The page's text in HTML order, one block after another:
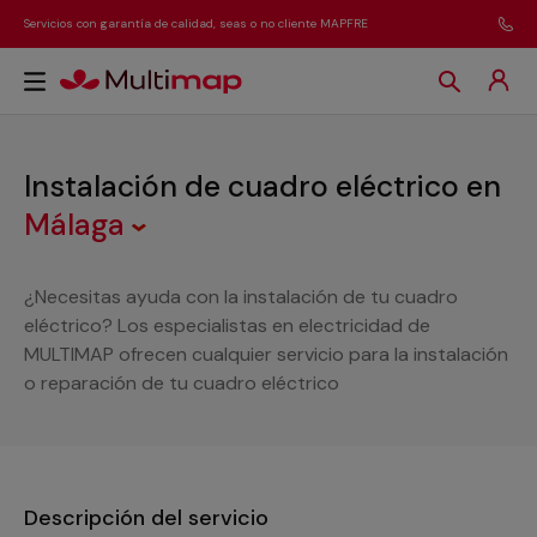
Servicios con garantía de calidad, seas o no cliente MAPFRE
Instalación de cuadro eléctrico en
Málaga
¿Necesitas ayuda con la instalación de tu cuadro
eléctrico? Los especialistas en electricidad de
MULTIMAP ofrecen cualquier servicio para la instalación
o reparación de tu cuadro eléctrico
Descripción del servicio